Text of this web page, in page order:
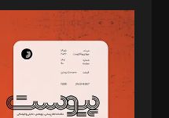
مدیر مسئول: محمدباقر اثنی‌عشری
سردبیر: مهرک محمودی
دبیر تحریریه: میثم قاسمی
د‌بیر ناداستان: سمانه سمیع
د‌بیر خدمت و تجارت: ابوالفضل رجبی